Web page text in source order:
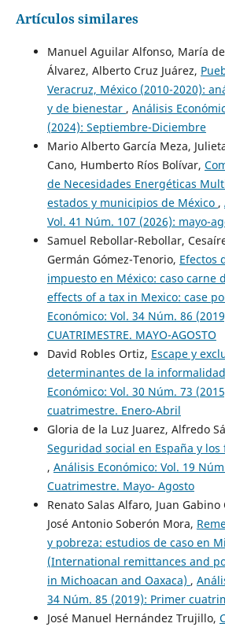
Artículos similares
Manuel Aguilar Alfonso, María
Álvarez, Alberto Cruz Juárez,
Veracruz, México (2010-2020):
y de bienestar , Análisis
(2024): Septiembre-Diciembre
Mario Alberto García Meza,
Cano, Humberto Ríos Bolívar,
de Necesidades Energéticas
estados y municipios de México ,
Vol. 41 Núm. 107 (2026): mayo-
Samuel Rebollar-Rebollar,
Germán Gómez-Tenorio, Efectos
impuesto en México: caso carne
effects of a tax in Mexico: case
Económico: Vol. 34 Núm. 86
CUATRIMESTRE. MAYO-AGOSTO
David Robles Ortiz, Escape y
determinantes de la
Económico: Vol. 30 Núm. 73
cuatrimestre. Enero-Abril
Gloria de la Luz Juarez, Alfredo
Seguridad social en España y
, Análisis Económico: Vol. 19
Cuatrimestre. Mayo- Agosto
Renato Salas Alfaro, Juan
José Antonio Soberón Mora,
y pobreza: estudios de caso en
(International remittances and
in Michoacan and Oaxaca) ,
34 Núm. 85 (2019): Primer
José Manuel Hernández Trujillo,